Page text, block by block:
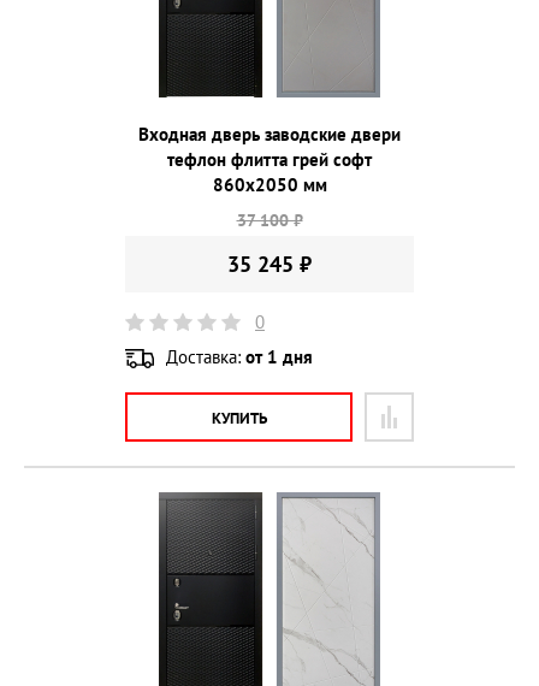
Входная дверь заводские двери
тефлон флитта грей софт
860х2050 мм
37 100 ₽
35 245 ₽
0
Доставка: от 1 дня
КУПИТЬ